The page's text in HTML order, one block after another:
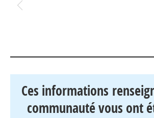
Ces informations
communauté vous ont